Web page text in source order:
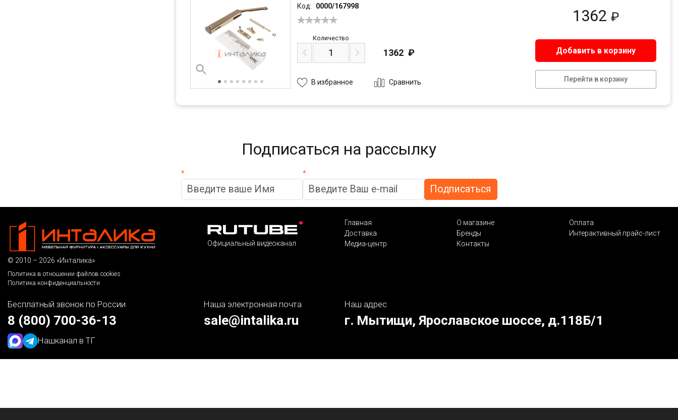
Код:
0000/167998
1362 ₽
Количество
1362 ₽ Добавить в корзину
Перейти в корзину
В избранное Сравнить
Подписаться на рассылку
* *
© 2010 – 2026 «Инталика»
Политика в отношении файлов cookies
Политика конфиденциальности
Официальный видеоканал
Главная О магазине
Оплата
Доставка
Бренды
Интерактивный прайс-лист
Медиа-центр
Контакты
Бесплатный звонок по России
8 (800) 700-36-13
Нашканал в ТГ
Наша электронная почта
sale@intalika.ru
Наш адрес
г. Мытищи, Ярославское шоссе, д.118Б/1